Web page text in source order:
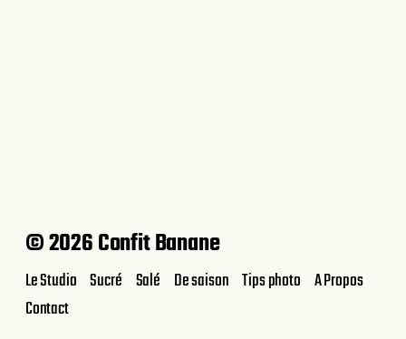
© 2026 Confit Banane
Le Studio Sucré Salé De saison Tips photo A Propos
Contact